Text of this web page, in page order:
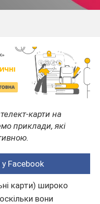
карти на
приклади, які
Facebook
карти) широко
вони